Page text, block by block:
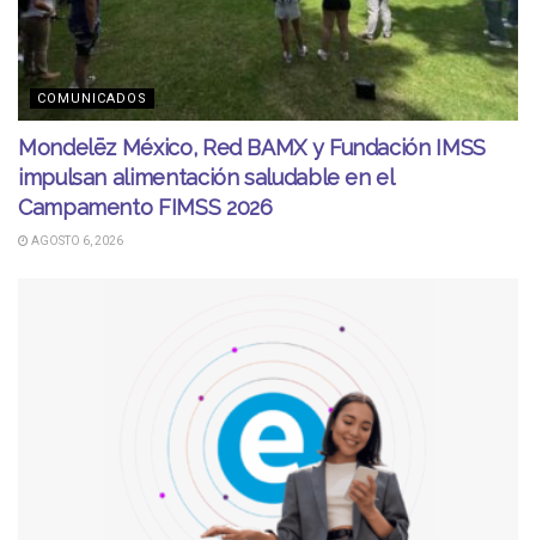
COMUNICADOS
Mondelēz México, Red BAMX y Fundación IMSS
impulsan alimentación saludable en el
Campamento FIMSS 2026
AGOSTO 6, 2026